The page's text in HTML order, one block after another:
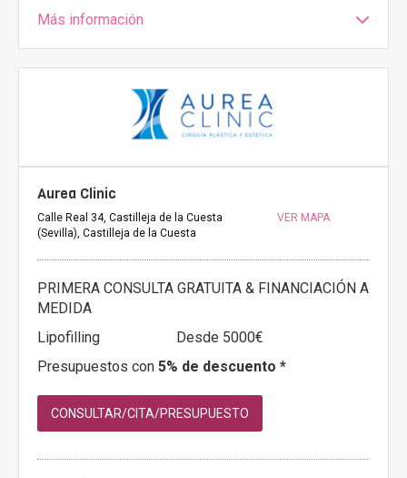
Más información
Aurea Clinic
Calle Real 34, Castilleja de la Cuesta
(Sevilla), Castilleja de la Cuesta
VER MAPA
PRIMERA CONSULTA GRATUITA & FINANCIACIÓN A
MEDIDA
Lipofilling
Desde 5000€
Presupuestos con 5% de descuento *
CONSULTAR/CITA/PRESUPUESTO